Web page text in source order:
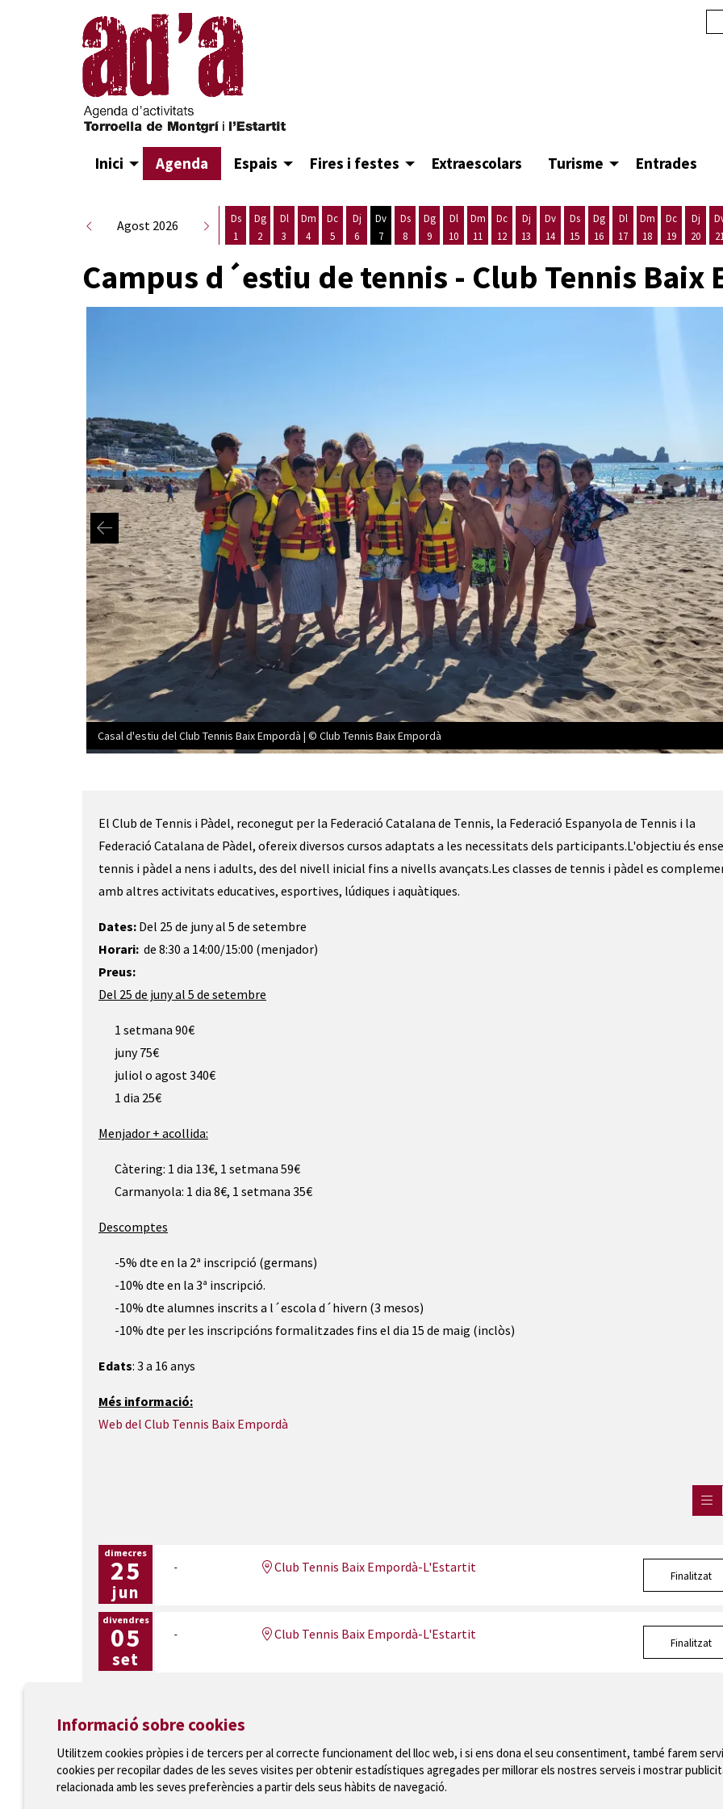
Inici Agenda Espais Fires i festes Extraescolars Turisme Entrades
Agost 2026
Ds
1
Dg
2
Dl
3
Dm
4
Dc
5
Dj
6
Dv
7
Ds
8
Dg
9
Dl
10
Dm
11
Dc
12
Dj
13
Dv
14
Ds
15
Dg
16
Dl
17
Dm
18
Dc
19
Dj
20
Campus d´estiu de tennis - Club Tennis Baix
Casal d'estiu del Club Tennis Baix Empordà | © Club Tennis Baix Empordà
El Club de Tennis i Pàdel, reconegut per la Federació Catalana de Tennis, la Federació Espanyola de Tennis i la
Federació Catalana de Pàdel, ofereix diversos cursos adaptats a les necessitats dels participants.L'objectiu és
tennis i pàdel a nens i adults, des del nivell inicial fins a nivells avançats.Les classes de tennis i pàdel es
amb altres activitats educatives, esportives, lúdiques i aquàtiques.
Dates: Del 25 de juny al 5 de setembre
Horari: de 8:30 a 14:00/15:00 (menjador)
Preus:
Del 25 de juny al 5 de setembre
1 setmana 90€
juny 75€
juliol o agost 340€
1 dia 25€
Menjador + acollida:
Càtering: 1 dia 13€, 1 setmana 59€
Carmanyola: 1 dia 8€, 1 setmana 35€
Descomptes
-5% dte en la 2ª inscripció (germans)
-10% dte en la 3ª inscripció.
-10% dte alumnes inscrits a l´escola d´hivern (3 mesos)
-10% dte per les inscripcións formalitzades fins el dia 15 de maig (inclòs)
Edats: 3 a 16 anys
Més informació:
Web del Club Tennis Baix Empordà
dimecres
25
jun
Club Tennis Baix Empordà-L'Estartit
Finalitzat
divendres
05
set
Club Tennis Baix Empordà-L'Estartit
Finalitzat
Ajuntament de Torroella de Montgrí
T 972 75 81 12 · Plaça de la Vila, 1 · 17257 Torroella de Montgrí
Mapa del web | Avís
Informació sobre cookies
Utilitzem cookies pròpies i de tercers per al correcte funcionament del lloc web, i si ens dona el seu consentiment, també farem
cookies per recopilar dades de les seves visites per obtenir estadístiques agregades per millorar els nostres serveis i mostrar
relacionada amb les seves preferències a partir dels seus hàbits de navegació.